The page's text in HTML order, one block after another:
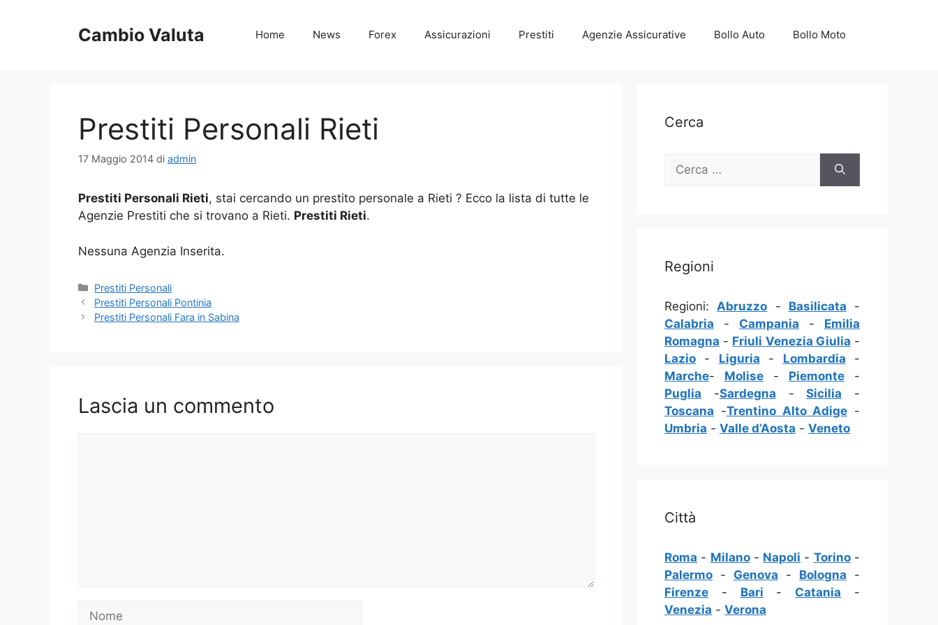
Cambio Valuta Home News Forex Assicurazioni Prestiti Agenzie Assicurative Bollo Auto Bollo Moto
Prestiti Personali Rieti
17 Maggio 2014 di admin
Prestiti Personali Rieti, stai cercando un prestito personale a Rieti ? Ecco la lista di tutte le
Agenzie Prestiti che si trovano a Rieti. Prestiti Rieti.
Nessuna Agenzia Inserita.
Categorie
Prestiti Personali
Prestiti Personali Pontinia
Prestiti Personali Fara in Sabina
Lascia un commento
Cerca
Ricerca
Regioni
Regioni:Abruzzo - Basilicata -
Calabria - Campania - Emilia
Romagna - Friuli Venezia Giulia -
Lazio - Liguria - Lombardia -
Marche- Molise - Piemonte -
Puglia -Sardegna -Sicilia -
Toscana -Trentino Alto Adige -
Umbria - Valle d’Aosta - Veneto
Città
Roma - Milano- Napoli - Torino-
Palermo - Genova - Bologna -
Firenze - Bari - Catania -
Venezia - Verona